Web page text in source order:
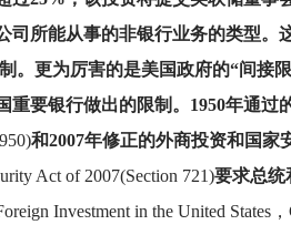
司所能从事的非银行业务的类型。
。更为厉害的是美国政府的“间接
重要银行做出的限制。1950年通过
和2007年修正的外商投资和国家
Act of 2007(Section 721)要求总统
Investment in the United States